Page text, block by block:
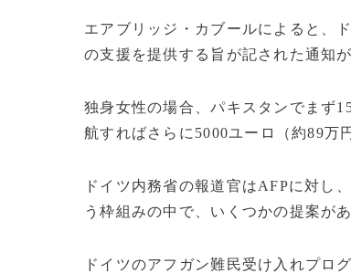
エアブリッジ・カブールによると、
の支援を提供する旨が記された通知
独身女性の場合、パキスタンでまず
航すればさらに5000ユーロ（約89万
ドイツ内務省の報道官はAFPに対し
う枠組みの中で、いくつかの提案が
ドイツのアフガン難民受け入れプロ